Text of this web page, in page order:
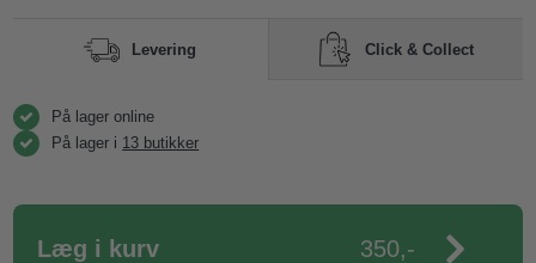
Levering Click & Collect
På lager online
På lager i 13 butikker
Læg i kurv 350,-